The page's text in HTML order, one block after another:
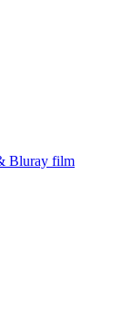
Bluray film